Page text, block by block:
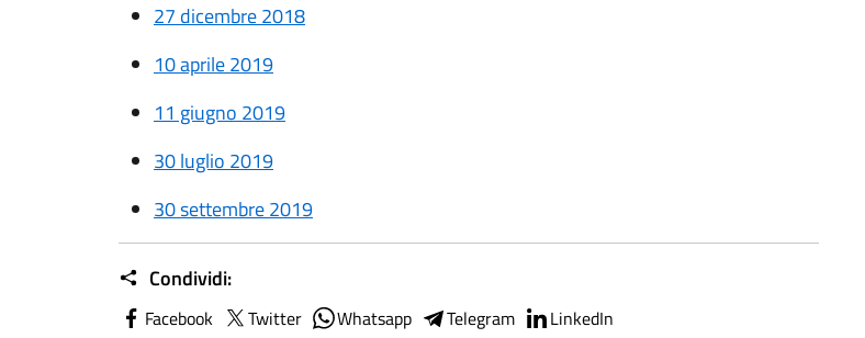
27 dicembre 2018
10 aprile 2019
11 giugno 2019
30 luglio 2019
30 settembre 2019
Condividi:
Facebook Twitter Whatsapp Telegram LinkedIn